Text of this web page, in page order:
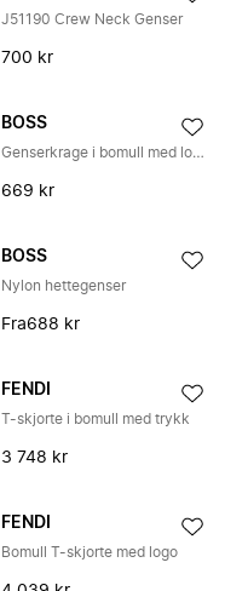
J51190 Crew Neck Genser
700 kr
BOSS
Genserkrage i bomull med logotrykk
669 kr
BOSS
Nylon hettegenser
Fra688 kr
FENDI
T-skjorte i bomull med trykk
3 748 kr
FENDI
Bomull T-skjorte med logo